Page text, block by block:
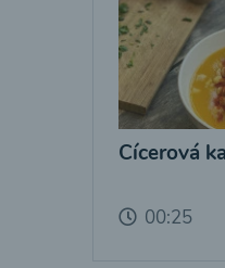
Cícerová
00:25